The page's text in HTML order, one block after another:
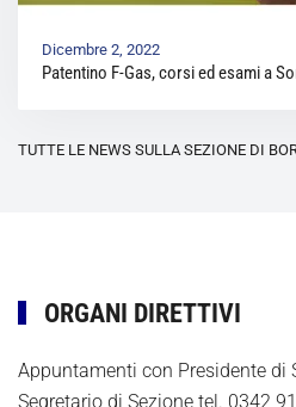
Dicembre 2, 2022
Patentino F-Gas, corsi ed esami a
TUTTE LE NEWS SULLA SEZIONE DI
ORGANI DIRETTIVI
Appuntamenti con Presidente di
Segretario di Sezione tel. 0342